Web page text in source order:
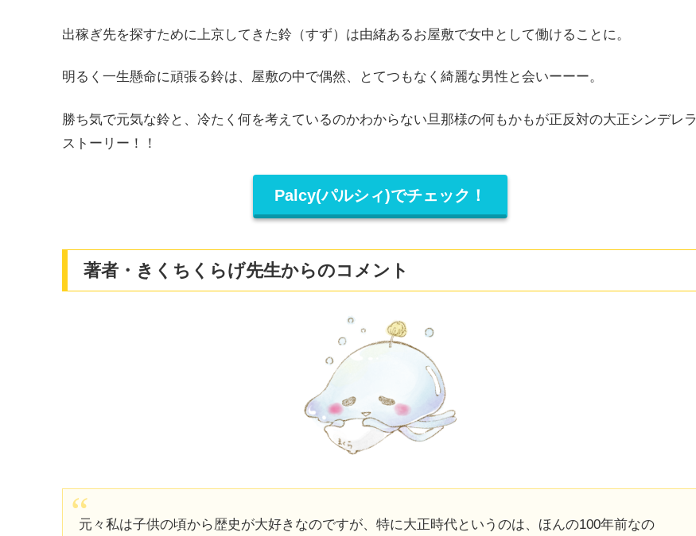
出稼ぎ先を探すために上京してきた鈴（すず）は由緒あるお屋敷で女中として働けることに。
明るく一生懸命に頑張る鈴は、屋敷の中で偶然、とてつもなく綺麗な男性と会いーーー。
勝ち気で元気な鈴と、冷たく何を考えているのかわからない旦那様の何もかもが正反対の大正シンデレラ
ストーリー！！
Palcy(パルシィ)でチェック！
著者・きくちくらげ先生からのコメント
元々私は子供の頃から歴史が大好きなのですが、特に大正時代というのは、ほんの100年前なの